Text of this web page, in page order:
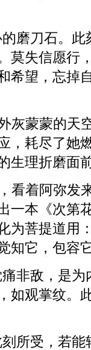
磨刀石。此
莫失信愿行
希望，忘掉
灰蒙蒙的天
，耗尽了她
生理折磨面
看着阿弥发
一本《次第
为菩提道用
知它，包容
非敌，是为
如观掌纹。
所受，若能